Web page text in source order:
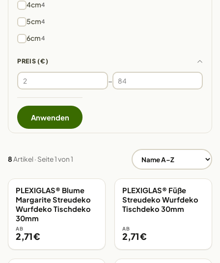
4cm4
5cm4
6cm4
PREIS (€)
–
Anwenden
8Artikel · Seite 1 von 1
EIGENE FERTIGUNG
PLEXIGLAS® Blume
Margarite Streudeko
Wurfdeko Tischdeko
30mm
AB
2,71 €
EIGENE FERTIGUNG
PLEXIGLAS® Füße
Streudeko Wurfdeko
Tischdeko 30mm
AB
2,71 €